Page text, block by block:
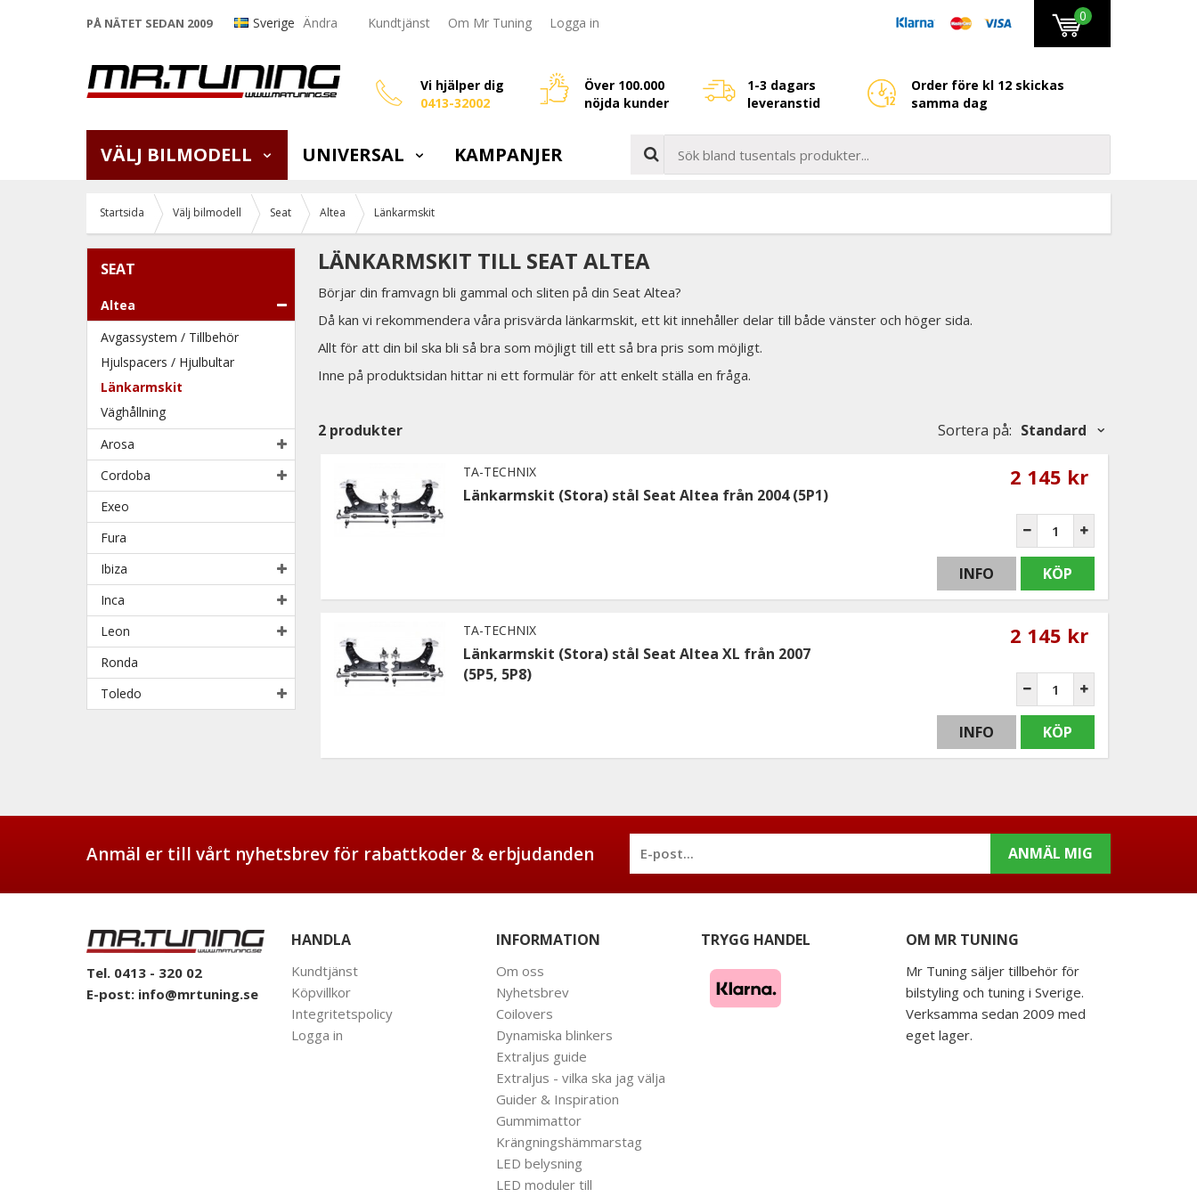
PÅ NÄTET SEDAN 2009 Sverige Ändra Kundtjänst Om Mr Tuning Logga in 0
Vi hjälper dig
0413-32002
Över 100.000
nöjda kunder
1-3 dagars
leveranstid
Order före kl 12 skickas
samma dag
VÄLJ BILMODELL UNIVERSAL KAMPANJER
Startsida Välj bilmodell Seat Altea Länkarmskit
SEAT
Altea
Avgassystem / Tillbehör
Hjulspacers / Hjulbultar
Länkarmskit
Väghållning
Arosa
Cordoba
Exeo
Fura
Ibiza
Inca
Leon
Ronda
Toledo
LÄNKARMSKIT TILL SEAT ALTEA
Börjar din framvagn bli gammal och sliten på din Seat Altea?
Då kan vi rekommendera våra prisvärda länkarmskit, ett kit innehåller delar till både vänster och höger sida.
Allt för att din bil ska bli så bra som möjligt till ett så bra pris som möjligt.
Inne på produktsidan hittar ni ett formulär för att enkelt ställa en fråga.
2 produkter Sortera på: Standard
TA-TECHNIX
Länkarmskit (Stora) stål Seat Altea från 2004 (5P1)
2 145 kr
INFO KÖP
TA-TECHNIX
Länkarmskit (Stora) stål Seat Altea XL från 2007
(5P5, 5P8)
2 145 kr
INFO KÖP
Anmäl er till vårt nyhetsbrev för rabattkoder & erbjudanden ANMÄL MIG
Tel. 0413 - 320 02
E-post: info@mrtuning.se
HANDLA
Kundtjänst
Köpvillkor
Integritetspolicy
Logga in
INFORMATION
Om oss
Nyhetsbrev
Coilovers
Dynamiska blinkers
Extraljus guide
Extraljus - vilka ska jag välja
Guider & Inspiration
Gummimattor
Krängningshämmarstag
LED belysning
LED moduler till
TRYGG HANDEL OM MR TUNING
Mr Tuning säljer tillbehör för
bilstyling och tuning i Sverige.
Verksamma sedan 2009 med
eget lager.